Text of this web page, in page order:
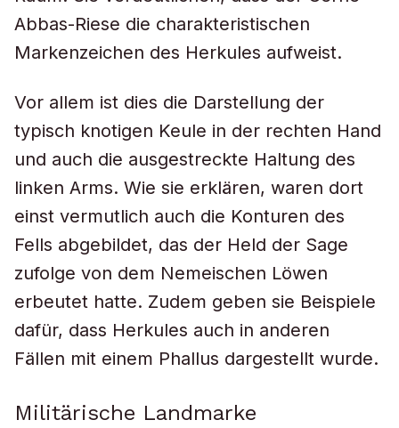
Abbas-Riese die charakteristischen
Markenzeichen des Herkules aufweist.
Vor allem ist dies die Darstellung der
typisch knotigen Keule in der rechten Hand
und auch die ausgestreckte Haltung des
linken Arms. Wie sie erklären, waren dort
einst vermutlich auch die Konturen des
Fells abgebildet, das der Held der Sage
zufolge von dem Nemeischen Löwen
erbeutet hatte. Zudem geben sie Beispiele
dafür, dass Herkules auch in anderen
Fällen mit einem Phallus dargestellt wurde.
Militärische Landmarke